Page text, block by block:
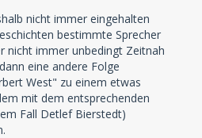
nicht immer eingehalten
bestimmte Sprecher
nicht immer unbedingt Zeitnah
eine andere Folge
West" zu einem etwas
mit dem entsprechenden
Fall Detlef Bierstedt)